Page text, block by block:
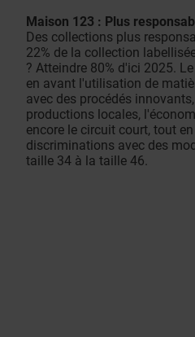
Maison 123 : Plus
Des collections plus
22% de la collection
? Atteindre 80% d'ici 2025.
en avant l'utilisation de
avec des procédés
productions locales,
encore le circuit court, tout
discriminations avec des
taille 34 à la taille 46.